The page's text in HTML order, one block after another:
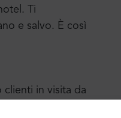
Ti
e salvo. È così
clienti in visita da
i seguenti